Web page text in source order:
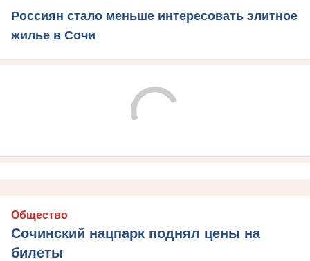
Россиян стало меньше интересовать элитное
жилье в Сочи
Общество
Сочинский нацпарк поднял цены на
билеты